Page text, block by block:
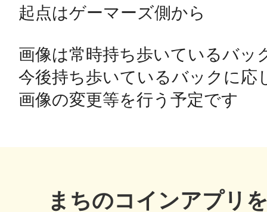
起点はゲーマーズ側から
画像は常時持ち歩いているバッ
今後持ち歩いているバックに応
まちのコインアプリ
鴻巣
生駒